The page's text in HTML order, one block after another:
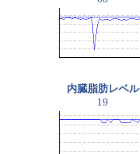
内臓脂肪レベル
19